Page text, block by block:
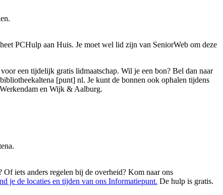
PCHulp aan Huis. Je moet wel lid zijn van SeniorWeb om deze
een tijdelijk gratis lidmaatschap. Wil je een bon? Bel dan naar
[punt] nl. Je kunt de bonnen ook ophalen tijdens
en Wijk & Aalburg.
iets anders regelen bij de overheid? Kom naar ons
je de locaties en tijden van ons Informatiepunt. De hulp is gratis.